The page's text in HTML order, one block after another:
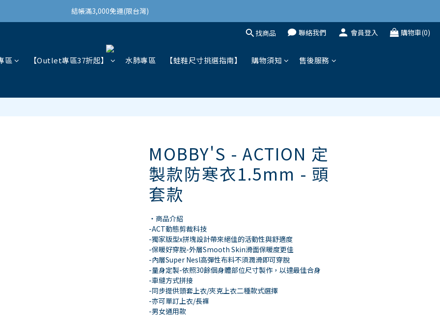
結帳滿3,000免運(限台灣)
結帳滿3,000免運(限台灣)
結帳滿3,000免運(限台灣)
找商品 聯絡我們 會員登入 購物車(0)
區 【Outlet專區37折起】 水肺專區 【蛙鞋尺寸挑選指南】 購物須知 售後服務
MOBBY'S - ACTION 定
製款防寒衣1.5mm - 頭
套款
・商品介紹
-ACT動態剪裁科技
-獨家版型x拼塊設計帶來絕佳的活動性與舒適度
-保暖好穿脫-外層Smooth Skin滑面保暖度更佳
-內層Super Nesl高彈性布料不須潤滑即可穿脫
-量身定製-依照30餘個身體部位尺寸製作，以達最佳合身
-車縫方式拼接
-同步提供頭套上衣/夾克上衣二種款式選擇
-亦可單訂上衣/長褲
-男女通用款
立即購買